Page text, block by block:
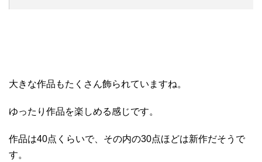
大きな作品もたくさん飾られていますね。
ゆったり作品を楽しめる感じです。
作品は40点くらいで、その内の30点ほどは新作だそうで
す。